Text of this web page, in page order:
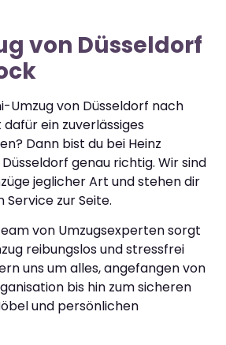
von Düsseldorf
Umzug von Düsseldorf nach
ein zuverlässiges
Dann bist du bei Heinz
genau richtig. Wir sind
jeglicher Art und stehen dir
zur Seite.
von Umzugsexperten sorgt
reibungslos und stressfrei
uns um alles, angefangen von
bis hin zum sicheren
und persönlichen